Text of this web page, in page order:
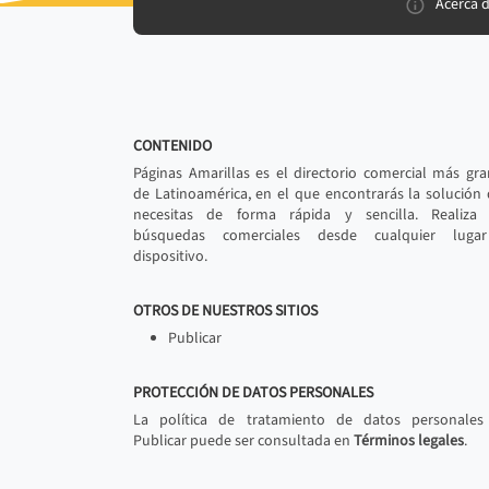
Acerca
CONTENIDO
Páginas Amarillas es el directorio comercial más
de Latinoamérica, en el que encontrarás la solución
necesitas de forma rápida y sencilla. Realiza
búsquedas comerciales desde cualquier
dispositivo.
OTROS DE NUESTROS SITIOS
Publicar
PROTECCIÓN DE DATOS PERSONALES
La política de tratamiento de datos
Publicar puede ser consultada en Términos legales.